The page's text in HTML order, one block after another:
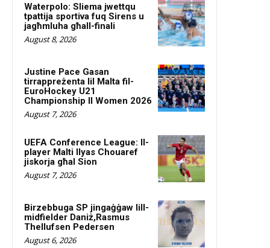
Waterpolo: Sliema jwettqu
tpattija sportiva fuq Sirens u
jagħmluha għall-finali
August 8, 2026
Justine Pace Gasan
tirrappreżenta lil Malta fil-
EuroHockey U21
Championship II Women 2026
August 7, 2026
UEFA Conference League: Il-
player Malti Ilyas Chouaref
jiskorja għal Sion
August 7, 2026
Birzebbuga SP jingaġġaw lill-
midfielder Daniż,Rasmus
Thellufsen Pedersen
August 6, 2026